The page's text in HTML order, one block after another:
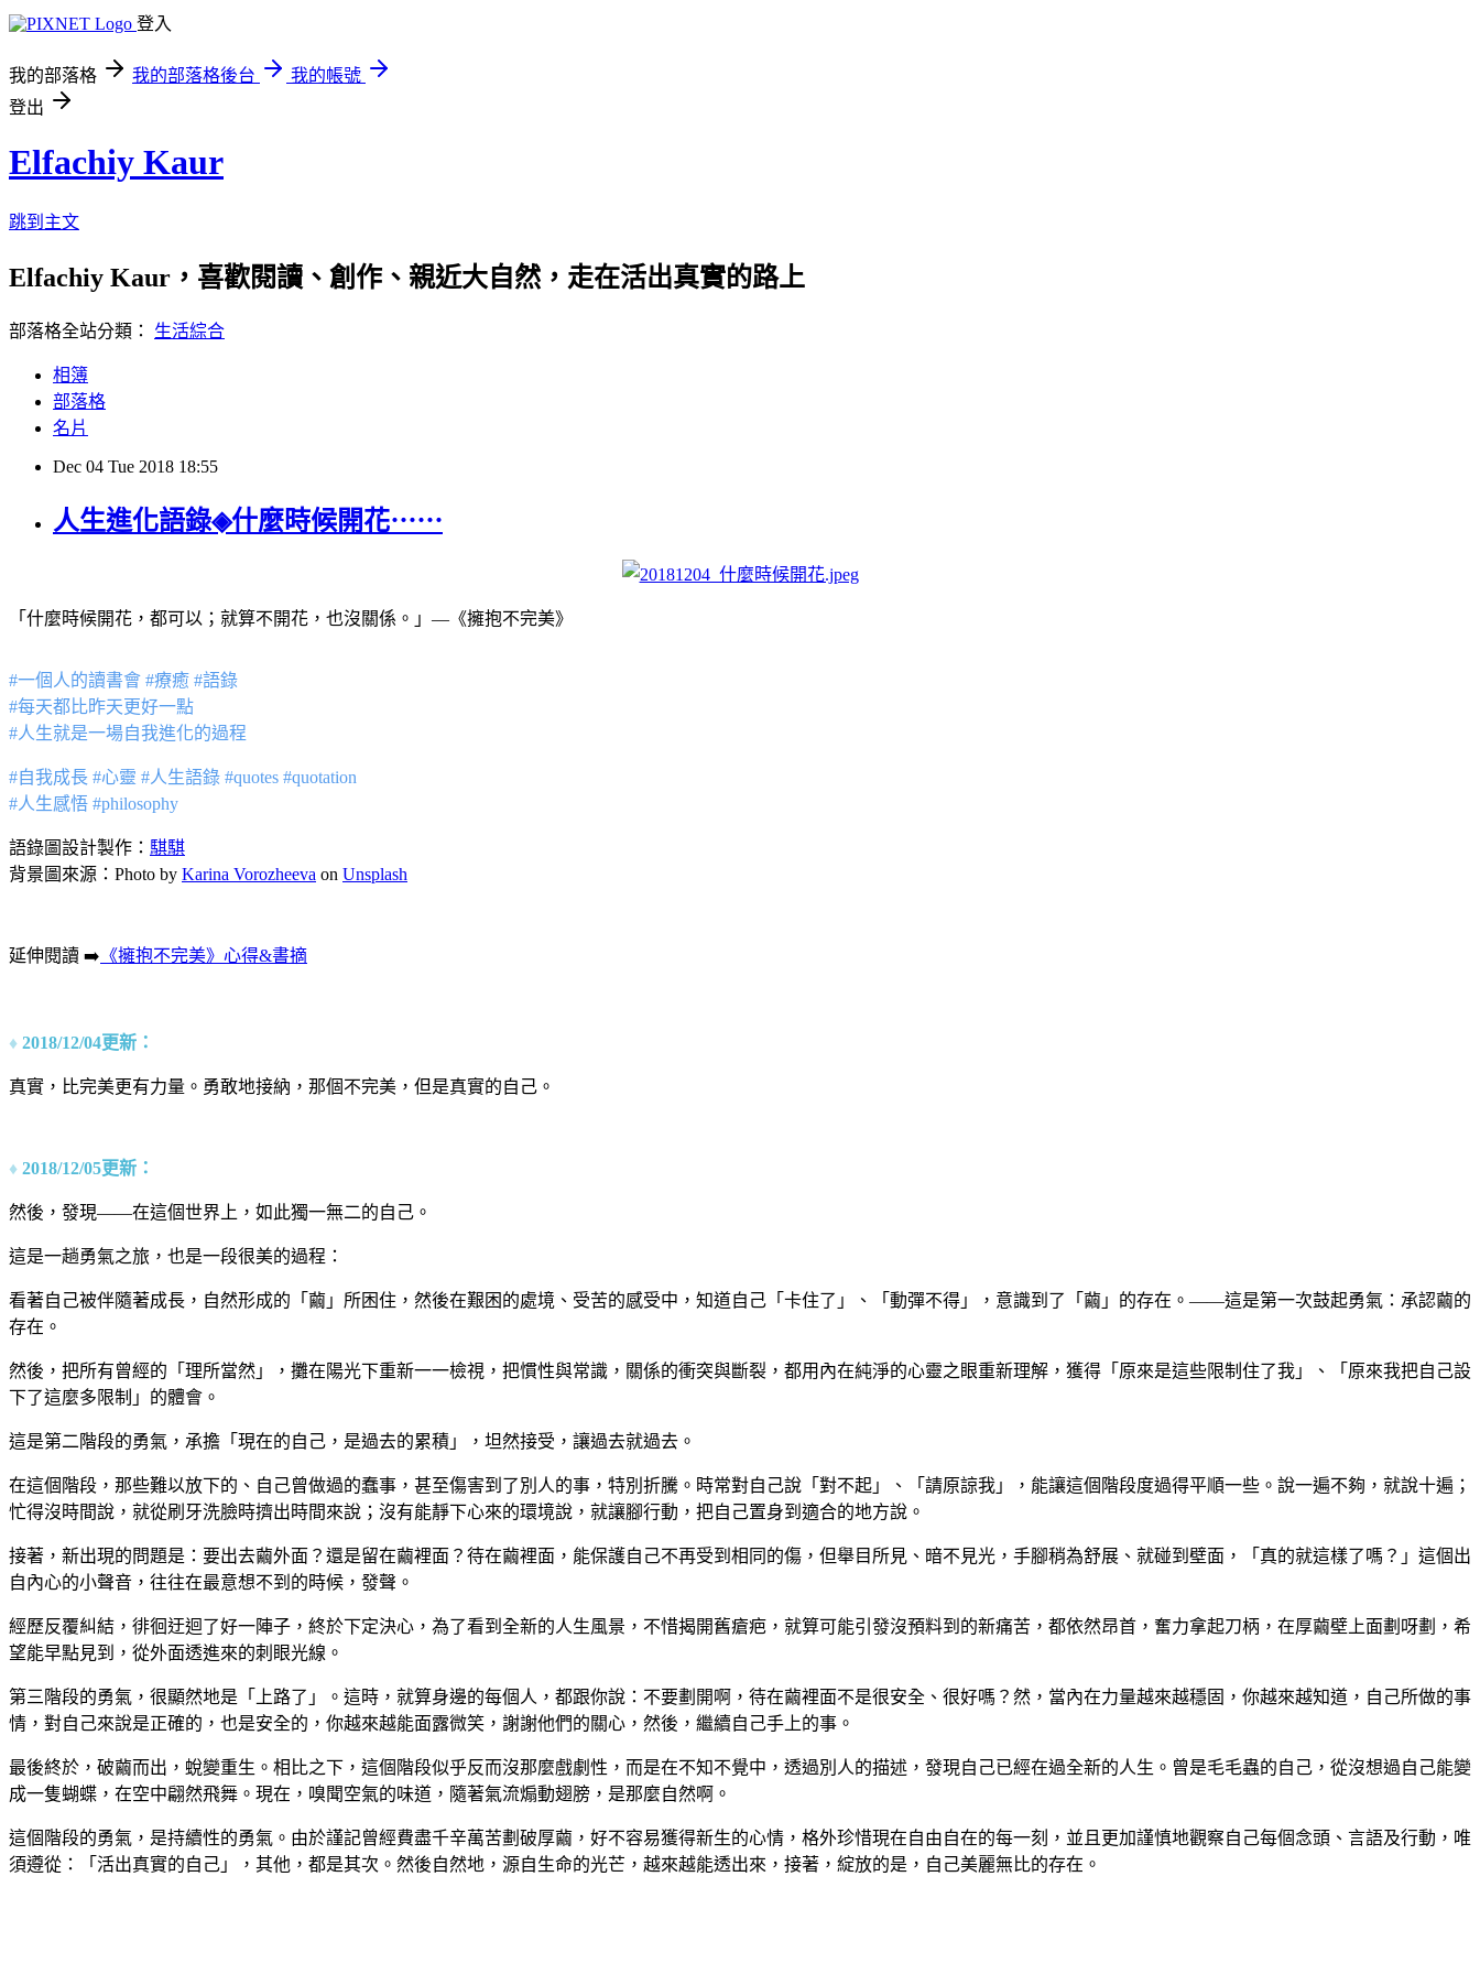
登入
我的部落格 我的部落格後台
我的帳號
登出
Elfachiy Kaur
跳到主文
Elfachiy Kaur，喜歡閱讀、創作、親近大自然，走在活出真實的路上
部落格全站分類： 生活綜合
相簿
部落格
名片
Dec 04 Tue 2018 18:55
人生進化語錄◈什麼時候開花⋯⋯
「什麼時候開花，都可以；就算不開花，也沒關係。」—《擁抱不完美》
#一個人的讀書會 #療癒 #語錄
#每天都比昨天更好一點
#人生就是一場自我進化的過程
#自我成長 #心靈 #人生語錄 #quotes #quotation
#人生感悟 #philosophy
語錄圖設計製作： 騏騏
背景圖來源：Photo by Karina Vorozheeva on Unsplash
延伸閱讀 ➡️ 《擁抱不完美》心得&書摘
♦ 2018/12/04更新：
真實，比完美更有力量。勇敢地接納，那個不完美，但是真實的自己。
♦ 2018/12/05更新：
然後，發現——在這個世界上，如此獨一無二的自己。
這是一趟勇氣之旅，也是一段很美的過程：
看著自己被伴隨著成長，自然形成的「繭」所困住，然後在艱困的處境、受苦的感受中，知道自己「卡住了」、「動彈不得」，意識到了「繭」的存在。——這是第一次鼓起勇氣：承認繭的
存在。
然後，把所有曾經的「理所當然」，攤在陽光下重新一一檢視，把慣性與常識，關係的衝突與斷裂，都用內在純淨的心靈之眼重新理解，獲得「原來是這些限制住了我」、「原來我把自己設
下了這麼多限制」的體會。
這是第二階段的勇氣，承擔「現在的自己，是過去的累積」，坦然接受，讓過去就過去。
在這個階段，那些難以放下的、自己曾做過的蠢事，甚至傷害到了別人的事，特別折騰。時常對自己說「對不起」、「請原諒我」，能讓這個階段度過得平順一些。說一遍不夠，就說十遍；
忙得沒時間說，就從刷牙洗臉時擠出時間來說；沒有能靜下心來的環境說，就讓腳行動，把自己置身到適合的地方說。
接著，新出現的問題是：要出去繭外面？還是留在繭裡面？待在繭裡面，能保護自己不再受到相同的傷，但舉目所見、暗不見光，手腳稍為舒展、就碰到壁面，「真的就這樣了嗎？」這個出
自內心的小聲音，往往在最意想不到的時候，發聲。
經歷反覆糾結，徘徊迂迴了好一陣子，終於下定決心，為了看到全新的人生風景，不惜揭開舊瘡疤，就算可能引發沒預料到的新痛苦，都依然昂首，奮力拿起刀柄，在厚繭壁上面劃呀劃，希
望能早點見到，從外面透進來的刺眼光線。
第三階段的勇氣，很顯然地是「上路了」。這時，就算身邊的每個人，都跟你說：不要劃開啊，待在繭裡面不是很安全、很好嗎？然，當內在力量越來越穩固，你越來越知道，自己所做的事
情，對自己來說是正確的，也是安全的，你越來越能面露微笑，謝謝他們的關心，然後，繼續自己手上的事。
最後終於，破繭而出，蛻變重生。相比之下，這個階段似乎反而沒那麼戲劇性，而是在不知不覺中，透過別人的描述，發現自己已經在過全新的人生。曾是毛毛蟲的自己，從沒想過自己能變
成一隻蝴蝶，在空中翩然飛舞。現在，嗅聞空氣的味道，隨著氣流煽動翅膀，是那麼自然啊。
這個階段的勇氣，是持續性的勇氣。由於謹記曾經費盡千辛萬苦劃破厚繭，好不容易獲得新生的心情，格外珍惜現在自由自在的每一刻，並且更加謹慎地觀察自己每個念頭、言語及行動，唯
須遵從：「活出真實的自己」，其他，都是其次。然後自然地，源自生命的光芒，越來越能透出來，接著，綻放的是，自己美麗無比的存在。